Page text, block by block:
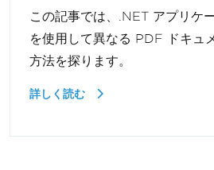
この記事では、.NET アプリケ
を使用して異なる PDF ドキュ
方法を探ります。
詳しく読む